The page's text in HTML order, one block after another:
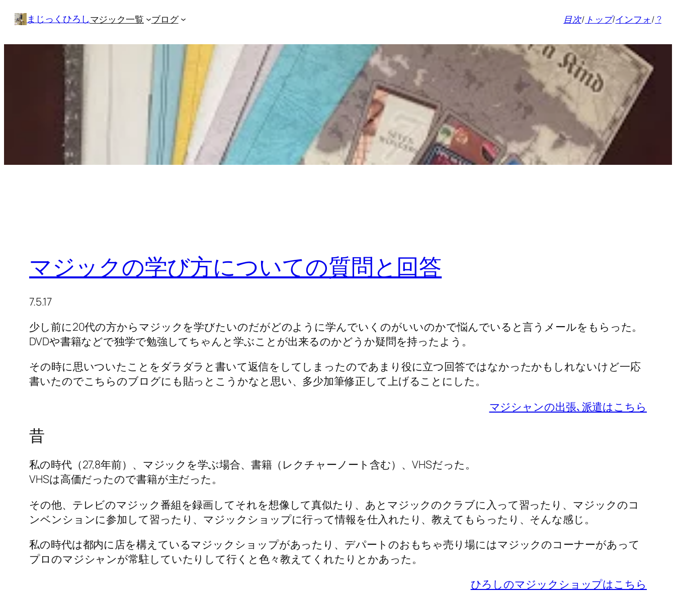
まじっくひろしマジック一覧 ブログ 目次/ トップ/インフォ/ ?
マジックの学び方についての質問と回答
7.5.17
少し前に20代の方からマジックを学びたいのだがどのように学んでいくのがいいのかで悩んでいると言うメールをもらった。
DVDや書籍などで独学で勉強してちゃんと学ぶことが出来るのかどうか疑問を持ったよう。
その時に思いついたことをダラダラと書いて返信をしてしまったのであまり役に立つ回答ではなかったかもしれないけど一応
書いたのでこちらのブログにも貼っとこうかなと思い、多少加筆修正して上げることにした。
マジシャンの出張､派遣はこちら
昔
私の時代（27,8年前）、マジックを学ぶ場合、書籍（レクチャーノート含む）、VHSだった。
VHSは高価だったので書籍が主だった。
その他、テレビのマジック番組を録画してそれを想像して真似たり、あとマジックのクラブに入って習ったり、マジックのコ
ンベンションに参加して習ったり、マジックショップに行って情報を仕入れたり、教えてもらったり、そんな感じ。
私の時代は都内に店を構えているマジックショップがあったり、デパートのおもちゃ売り場にはマジックのコーナーがあって
プロのマジシャンが常駐していたりして行くと色々教えてくれたりとかあった。
ひろしのマジックショップはこちら